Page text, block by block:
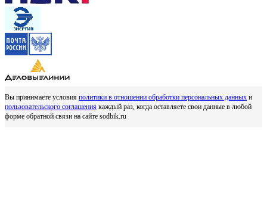
Вы принимаете условия политики в отношении обработки персональных данных и
пользовательского соглашения каждый раз, когда оставляете свои данные в любой
форме обратной связи на сайте sodbik.ru